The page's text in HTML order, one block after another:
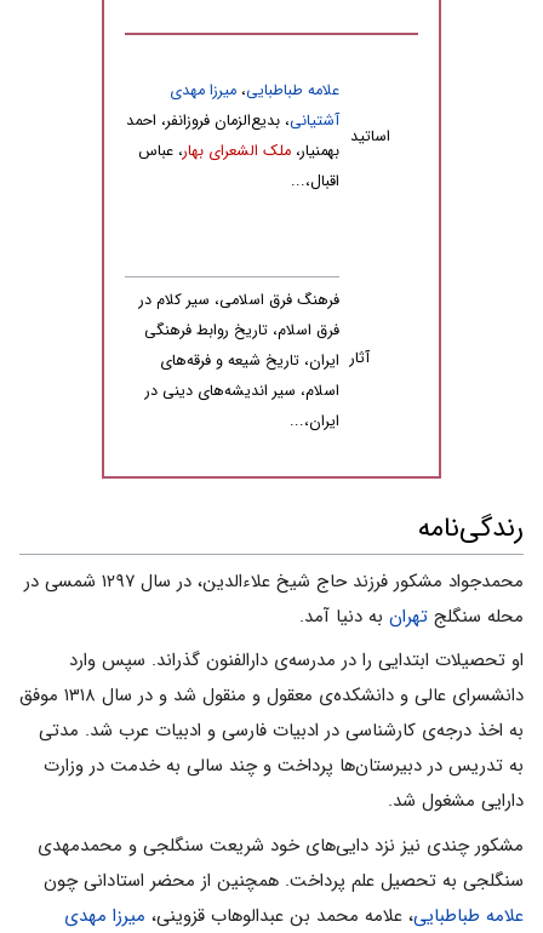
اساتید
علامه طباطبایى، میرزا مهدی
آشتیانی، بدیع‌الزمان فروزانفر، احمد
بهمنیار، ملک الشعرای بهار، عباس
اقبال،...
آثار
فرهنگ فرق اسلامی، سیر کلام در
فرق اسلام، ‏تاریخ روابط فرهنگی
ایران، تاریخ شیعه و فرقه‌هاى
اسلام، سیر اندیشه‌هاى دینى در
ایران،...
رندگی‌نامه
محمدجواد مشکور فرزند حاج شیخ علاءالدین، در سال ۱۲۹۷ شمسی در
محله سنگلج تهران به دنیا آمد.
او تحصیلات ابتدایى را در مدرسه‌ى دارالفنون گذراند. سپس وارد
دانشسراى عالى و دانشکده‌ى معقول و منقول شد و در سال ۱۳۱۸ موفق
به اخذ درجه‌ى کارشناسى در ادبیات فارسى و ادبیات عرب شد. مدتى
به تدریس در دبیرستان‌ها پرداخت و چند سالى به خدمت در وزارت
دارایى مشغول شد.
مشکور چندى نیز نزد دایى‌هاى خود شریعت سنگلجى و محمدمهدى
سنگلجى به تحصیل علم پرداخت. همچنین از محضر استادانى چون
علامه طباطبایى، علامه محمد بن عبدالوهاب قزوینى، میرزا مهدی